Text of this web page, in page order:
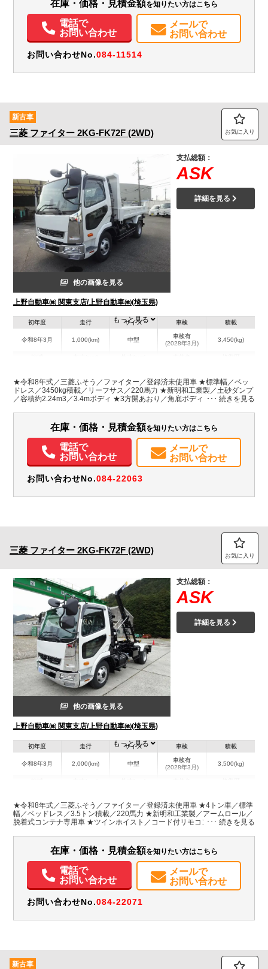
パワステ パワーウィンドウ ABS エアバッグ
集中ドアロック
電動格納ミラー
ETC バックモニター
取扱説明書（一部含む）
メンテナンスノート（保証書）
在庫・価格・見積金額を知りたい方はこちら
電話で
お問い合わせ
メールで
お問い合わせ
お問い合わせNo.084-11514
新古車
三菱 ファイター 2KG-FK72F (2WD) お気に入り
他の画像を見る
上野自動車㈱ 関東支店/上野自動車㈱(埼玉県)
支払総額：
ASK
詳細を見る
初年度
令和8年3月
走行
1,000(km)
サイズ
中型
車検
車検有
(2028年3月)
積載
3,450(kg)
埼玉県
W:2,060
H:320
W:2,190
H:2,550
無
パワステ パワーウィンドウ ABS エアバッグ
集中ドアロック
電動格納ミラー
ETC バックモニター
取扱説明書（一部含む）
メンテナンスノート（保証書）
もっと見る
★令和8年式／三菱ふそう／ファイター／登録済未使用車 ★標準幅／ベッ
ドレス／3450kg積載／リーフサス／220馬力 ★新明和工業製／土砂ダンプ
／容積約2.24m3／3.4mボディ ★3方開あおり／角底ボディ／後方ダンプ排
★運転には、中型自動車免許(8t限定)以上が必要です
在庫・価格・見積金額を知りたい方はこちら
電話で
お問い合わせ
メールで
お問い合わせ
お問い合わせNo.084-22063
三菱 ファイター 2KG-FK72F (2WD) お気に入り
他の画像を見る
上野自動車㈱ 関東支店/上野自動車㈱(埼玉県)
支払総額：
ASK
詳細を見る
初年度
令和8年3月
走行
2,000(km)
サイズ
中型
車検
車検有
(2028年3月)
積載
3,500(kg)
埼玉県
W:2,230
H:2,430
無
パワステ パワーウィンドウ ABS エアバッグ
集中ドアロック
電動格納ミラー
ETC バックモニター
取扱説明書（一部含む）
メンテナンスノート（保証書）
もっと見る
★令和8年式／三菱ふそう／ファイター／登録済未使用車 ★4トン車／標準
幅／ベッドレス／3.5トン積載／220馬力 ★新明和工業製／アームロール／
脱着式コンテナ専用車 ★ツインホイスト／コード付リモコン／手動式リヤ
在庫・価格・見積金額を知りたい方はこちら
電話で
お問い合わせ
メールで
お問い合わせ
お問い合わせNo.084-22071
新古車